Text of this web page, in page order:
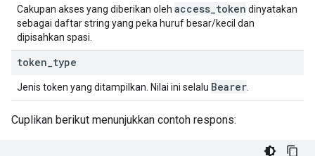
Cakupan akses yang diberikan oleh access token dinyatakan
sebagai daftar string yang peka huruf besar/kecil dan
dipisahkan spasi.
token type
Jenis token yang ditampilkan. Nilai ini selalu Bearer
Cuplikan berikut menunjukkan contoh respons: